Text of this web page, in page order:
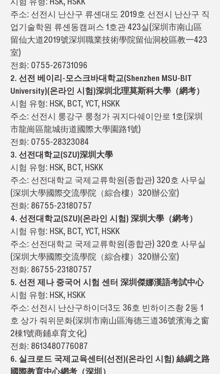
주소: 선전시 난산구 류셴대도 2019호 선전시 난산구 직
업기술학원 류셴동캠퍼스 1호관 423실(深圳市南山區
留仙大道2019號深圳職業技術學院留仙洞校區教一423
室)
전화: 0755-26731096
2. 선전 베이리-모스크바대학교(Shenzhen MSU-BIT
University)(온라인 시험)深圳北理莫斯科大學（網考）
시험 유형: HSK, BCT, YCT, HSKK
주소: 선전시 룽강구 룽청가 궈지다쉐이안로 1호(深圳
市龍崗區龍城街道國際大學園路1號)
전화: 0755-28323084
3. 선전대학교(SZU)深圳大學
시험 유형: HSK, BCT, HSKK
주소: 선전대학교 국제교류학원(종합관) 320호 사무실
(深圳大學國際交流學院（綜合樓）320辦公室)
전화: 86755-23180757
4. 선전대학교(SZU)(온라인 시험) 深圳大學（網考）
시험 유형: HSK, BCT, YCT, HSKK
주소: 선전대학교 국제교류학원(종합관) 320호 사무실
(深圳大學國際交流學院（綜合樓）320辦公室)
전화: 86755-23180757
5. 선전 제나 중국어 시험 센터 深圳傑娜漢語考試中心
시험 유형: HSK, HSKK
주소: 선전시 난산구하이더3도 36호 빈하이즈촹 2동 1
호 상가 줘위문화(深圳市南山區海德三道36號濱海之窗
2棟1號商鋪卓育文化)
전화: 8613480776087
6. 실크로드 국제교육센터(선전)(온라인 시험) 絲綢之路
國際教育中心網考（深圳）